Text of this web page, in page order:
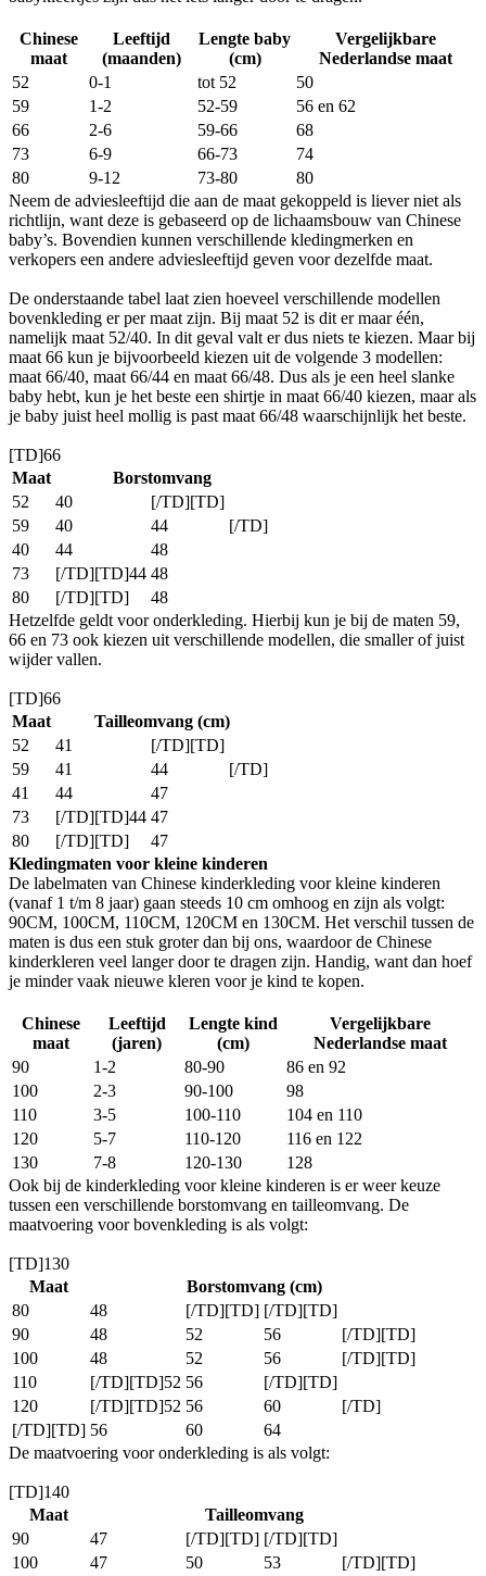
Chinese
maat
Leeftijd
(maanden)
Lengte baby
(cm)
Vergelijkbare
Nederlandse maat
52
0-1 tot 52
50
59
1-2 52-59
56 en 62
66
2-6 59-66
68
73
6-9 66-73
74
80
9-12 73-80
80
Neem de adviesleeftijd die aan de maat gekoppeld is liever niet als
richtlijn, want deze is gebaseerd op de lichaamsbouw van Chinese
baby’s. Bovendien kunnen verschillende kledingmerken en
verkopers een andere adviesleeftijd geven voor dezelfde maat.
De onderstaande tabel laat zien hoeveel verschillende modellen
bovenkleding er per maat zijn. Bij maat 52 is dit er maar één,
namelijk maat 52/40. In dit geval valt er dus niets te kiezen. Maar bij
maat 66 kun je bijvoorbeeld kiezen uit de volgende 3 modellen:
maat 66/40, maat 66/44 en maat 66/48. Dus als je een heel slanke
baby hebt, kun je het beste een shirtje in maat 66/40 kiezen, maar als
je baby juist heel mollig is past maat 66/48 waarschijnlijk het beste.
[TD]66
Maat
Borstomvang
52
40
[/TD][TD]
59
40 44
[/TD]
40
44
48
73
[/TD][TD]44 48
80
[/TD][TD]
48
Hetzelfde geldt voor onderkleding. Hierbij kun je bij de maten 59,
66 en 73 ook kiezen uit verschillende modellen, die smaller of juist
wijder vallen.
[TD]66
Maat
Tailleomvang (cm)
52
41
[/TD][TD]
59
41 44
[/TD]
41
44
47
73
[/TD][TD]44 47
80
[/TD][TD]
47
Kledingmaten voor kleine kinderen
De labelmaten van Chinese kinderkleding voor kleine kinderen
(vanaf 1 t/m 8 jaar) gaan steeds 10 cm omhoog en zijn als volgt:
90CM, 100CM, 110CM, 120CM en 130CM. Het verschil tussen de
maten is dus een stuk groter dan bij ons, waardoor de Chinese
kinderkleren veel langer door te dragen zijn. Handig, want dan hoef
je minder vaak nieuwe kleren voor je kind te kopen.
Chinese
maat
Leeftijd
(jaren)
Lengte kind
(cm)
Vergelijkbare
Nederlandse maat
90
1-2 80-90
86 en 92
100
2-3 90-100
98
110
3-5 100-110
104 en 110
120
5-7 110-120
116 en 122
130
7-8 120-130
128
Ook bij de kinderkleding voor kleine kinderen is er weer keuze
tussen een verschillende borstomvang en tailleomvang. De
maatvoering voor bovenkleding is als volgt:
[TD]130
Maat
Borstomvang (cm)
80
48 [/TD][TD] [/TD][TD]
90
48 52 56
[/TD][TD]
100
48 52 56
[/TD][TD]
110
[/TD][TD]52 56
[/TD][TD]
120
[/TD][TD]52 56 60
[/TD]
[/TD][TD] 56 60
64
De maatvoering voor onderkleding is als volgt:
[TD]140
Maat
Tailleomvang
90
47 [/TD][TD] [/TD][TD]
100
47 50 53 [/TD][TD]